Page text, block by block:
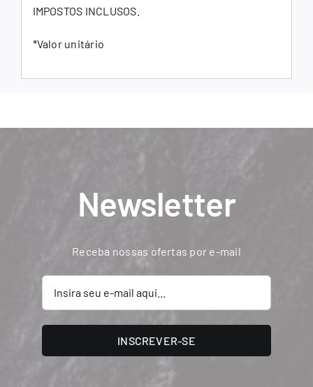
IMPOSTOS INCLUSOS.
*Valor unitário
Newsletter
Receba nossas ofertas por e-mail
INSCREVER-SE